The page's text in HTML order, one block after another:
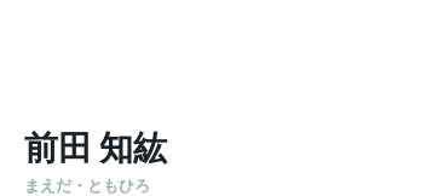
前田 知紘
まえだ・ともひろ